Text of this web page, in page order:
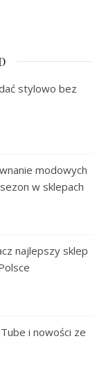
stylowo bez
modowych
w sklepach
najlepszy sklep
i nowości ze